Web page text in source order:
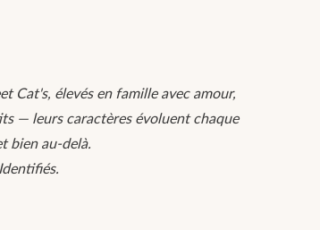
Cat's, élevés en famille avec amour,
— leurs caractères évoluent chaque
bien au-delà.